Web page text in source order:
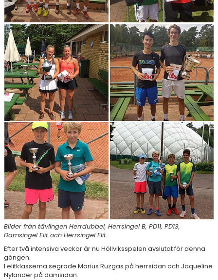
TENNISSHOP
RACKET-STRÄNGNING
PADEL
GRUSBANORNA
SPONSORER & SAMARBETSPARTNERS
AKTUELLT/SOCIAL MEDIA
KONTAKT & OM OSS
TRYGG TENNIS
DOKUMENT
ÖPETTIDER SOMMAR
Bilder från tävlingen Herrdubbel, Herrsingel B, PD11, PD13,
Damsingel Elit och Herrsingel Elit
Efter två intensiva veckor är nu Höllviksspelen avslutat för denna
gången.
I elitklasserna segrade Marius Ruzgas på herrsidan och Jaqueline
Nylander på damsidan.